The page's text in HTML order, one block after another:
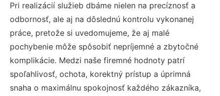
Pri realizácií služieb dbáme nielen na precíznosť a
odbornosť, ale aj na dôslednú kontrolu vykonanej
práce, pretože si uvedomujeme, že aj malé
pochybenie môže spôsobiť nepríjemné a zbytočné
komplikácie. Medzi naše firemné hodnoty patrí
spoľahlivosť, ochota, korektný prístup a úprimná
snaha o maximálnu spokojnosť každého zákazníka,